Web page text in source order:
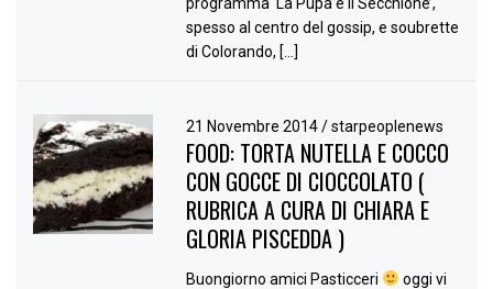
spesso al centro del gossip, e soubrette
di Colorando, […]
21 Novembre 2014/ starpeoplenews
FOOD: TORTA NUTELLA E COCCO
CON GOCCE DI CIOCCOLATO (
RUBRICA A CURA DI CHIARA E
GLORIA PISCEDDA )
Buongiorno amici Pasticceri
oggi vi